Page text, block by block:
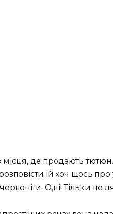
місця, де продають
їй хоч щось
О,ні! Тільки не